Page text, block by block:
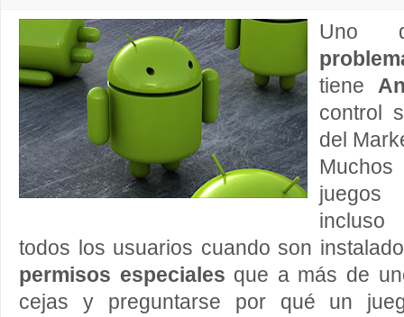
Uno
tiene
control
del
incluso
todos los usuarios cuando son
permisos especiales que a más de
cejas y preguntarse por qué un